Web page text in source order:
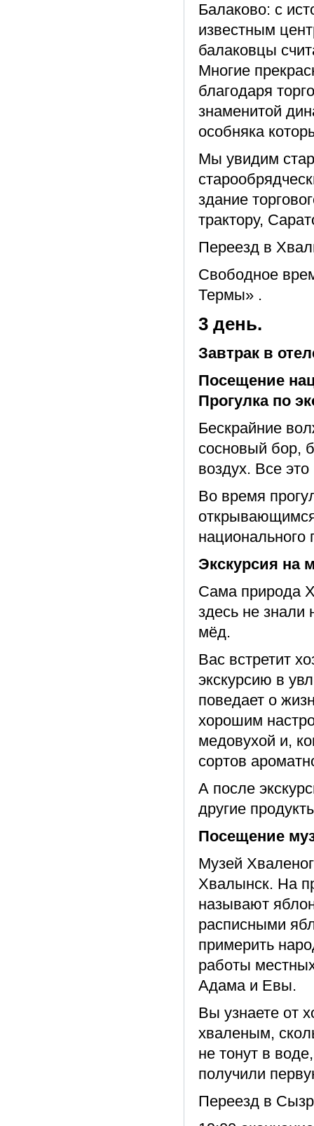
Балаково: с
известным
балаковцы
Многие
благодаря
знаменитой
особняка
Мы увидим
здание
трактору,
Переезд в
Свободное
Термы» .
3 день.
Завтрак в
Посещение
Прогулка по
Бескрайние
сосновый бор,
воздух. Все
Во время
национального
Экскурсия на
Сама природа
здесь не знали
мёд.
Вас встретит
экскурсию в
поведает о
хорошим
медовухой и,
сортов
А после
другие
Посещение
Музей
Хвалынск. На
называют
расписными
примерить
работы
Адама и Евы.
Вы узнаете от
хваленым,
не тонут в
получили
Переезд в